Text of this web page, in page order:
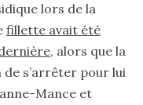
lors de la
fillette avait été
, alors que la
s’arrêter pour lui
Mance et